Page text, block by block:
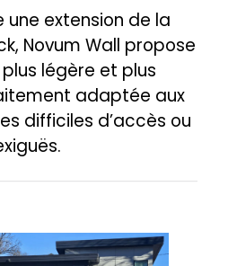
une extension de la
Novum Wall propose
légère et plus
adaptée aux
difficiles d’accès ou